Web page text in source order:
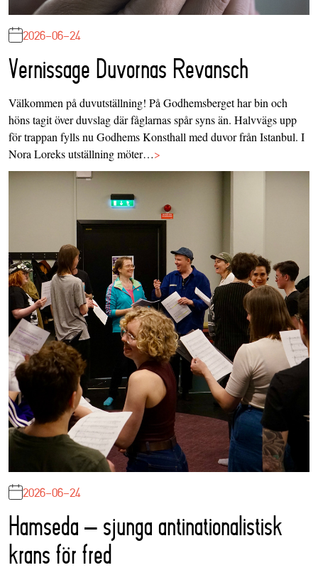
2026-06-24
Vernissage Duvornas Revansch
Välkommen på duvutställning! På Godhemsberget har bin och
höns tagit över duvslag där fåglarnas spår syns än. Halvvägs upp
för trappan fylls nu Godhems Konsthall med duvor från Istanbul. I
Nora Loreks utställning möter…>
2026-06-24
Hamseda – sjunga antinationalistisk
krans för fred